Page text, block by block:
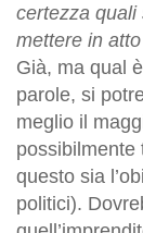
certezza quali
mettere in
Già, ma qual
parole, si
meglio il
possibilmente
questo sia
politici).